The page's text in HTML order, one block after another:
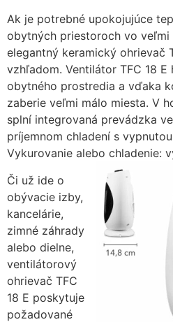
Ak je potrebné upokojujúce
obytných priestoroch vo veľmi
elegantný keramický ohrievač
vzhľadom. Ventilátor TFC 18
obytného prostredia a vďaka
zaberie veľmi málo miesta. V
splní integrovaná prevádzka
príjemnom chladení s
Vykurovanie alebo chladenie:
Či už ide o
obývacie izby,
kancelárie,
zimné záhrady
alebo dielne,
ventilátorový
ohrievač TFC
18 E poskytuje
požadované